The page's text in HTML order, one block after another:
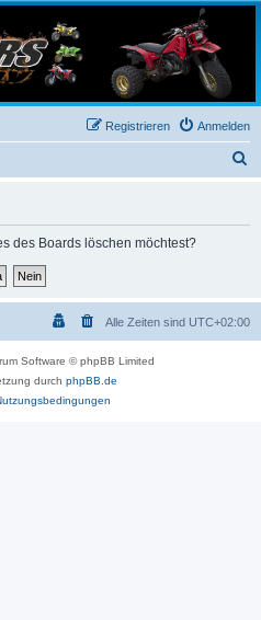
Anmelden
Registrieren
des Boards löschen möchtest?
Alle Zeiten sind UTC+02:00
Software © phpBB Limited
durch phpBB.de